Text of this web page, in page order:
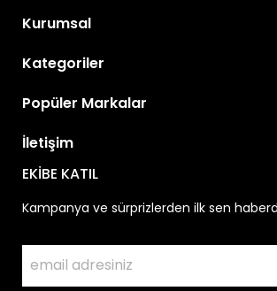
Kurumsal
Kategoriler
Popüler Markalar
İletişim
EKİBE KATIL
Kampanya ve sürprizlerden ilk sen